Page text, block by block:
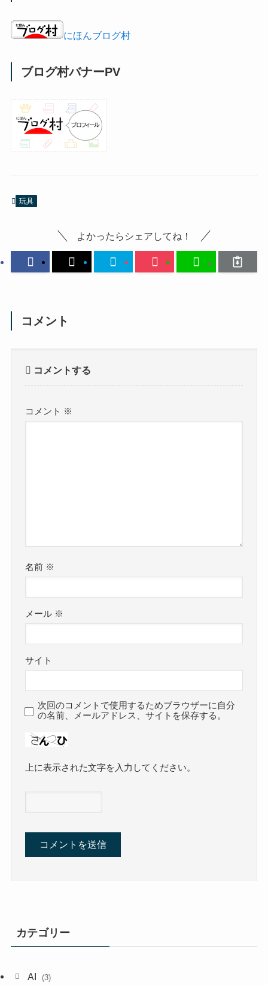
にほんブログ村
ブログ村バナーPV
玩具
よかったらシェアしてね！
コメント
コメントする
コメント ※
名前 ※
メール ※
サイト
次回のコメントで使用するためブラウザーに自分
の名前、メールアドレス、サイトを保存する。
上に表示された文字を入力してください。
カテゴリー
AI (3)